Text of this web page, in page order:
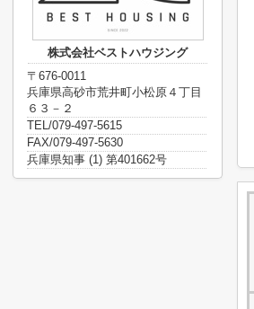
株式会社ベストハウジング
〒676-0011
兵庫県高砂市荒井町小松原４丁目
６３－２
TEL/079-497-5615
FAX/079-497-5630
兵庫県知事 (1) 第401662号